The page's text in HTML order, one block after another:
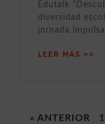
Edutalk
diversidad
jornada
LEER MÁS >>
« ANTERIOR 1